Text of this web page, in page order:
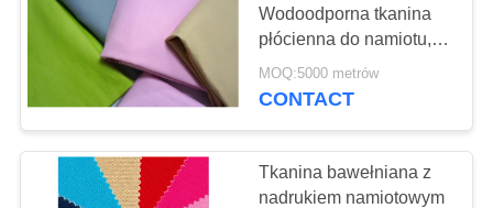
Wodoodporna tkanina
płócienna do namiotu,
butów, torebek, czapek
MOQ:5000 metrów
CONTACT
Tkanina bawełniana z
nadrukiem namiotowym